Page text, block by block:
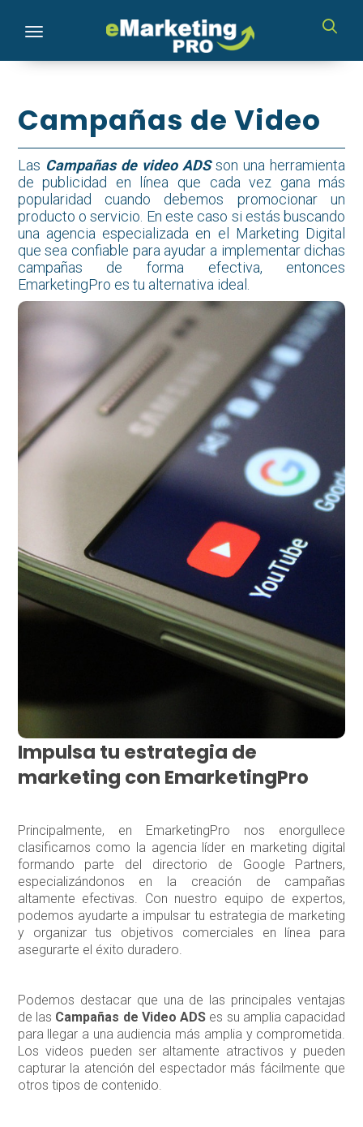
Toggle navigation
Campañas de Video
Las Campañas de video ADSson una herramienta
de publicidad en línea que cada vez gana más
popularidad cuando debemos promocionar un
producto o servicio. En este caso si estás buscando
una agencia especializada en el Marketing Digital
que sea confiable para ayudar a implementar dichas
campañas de forma efectiva, entonces
EmarketingPro es tu alternativa ideal.
Impulsa tu estrategia de
marketing con EmarketingPro
Principalmente, en EmarketingPro nos enorgullece
clasificarnos como la agencia líder en marketing digital
formando parte del directorio de Google Partners,
especializándonos en la creación de campañas
altamente efectivas. Con nuestro equipo de expertos,
podemos ayudarte a impulsar tu estrategia de marketing
y organizar tus objetivos comerciales en línea para
asegurarte el éxito duradero.
Podemos destacar que una de las principales ventajas
de las Campañas de Video ADS es su amplia capacidad
para llegar a una audiencia más amplia y comprometida.
Los videos pueden ser altamente atractivos y pueden
capturar la atención del espectador más fácilmente que
otros tipos de contenido.